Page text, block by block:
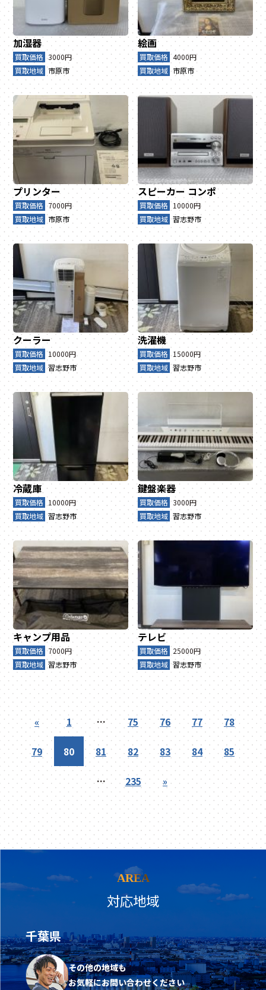
加湿器
買取価格 3000円
買取地域 市原市
絵画
買取価格 4000円
買取地域 市原市
プリンター
買取価格 7000円
買取地域 市原市
スピーカー コンポ
買取価格 10000円
買取地域 習志野市
クーラー
買取価格 10000円
買取地域 習志野市
洗濯機
買取価格 15000円
買取地域 習志野市
冷蔵庫
買取価格 10000円
買取地域 習志野市
鍵盤楽器
買取価格 3000円
買取地域 習志野市
キャンプ用品
買取価格 7000円
買取地域 習志野市
テレビ
買取価格 25000円
買取地域 習志野市
« 1 … 75 76 77 78
79 80 81 82 83 84 85
… 235 »
AREA
対応地域
千葉県
その他の地域も
お気軽にお問い合わせください